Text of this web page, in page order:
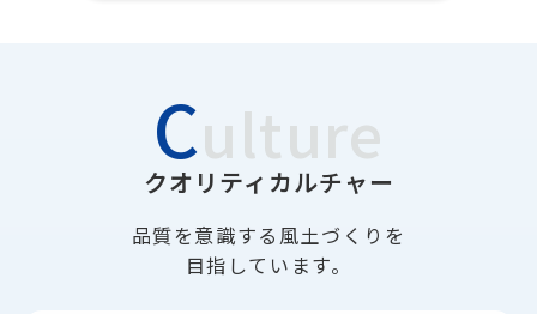
Culture
クオリティカルチャー
品質を意識する風土づくりを
目指しています。